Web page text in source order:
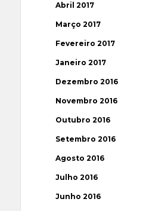
Abril 2017
Março 2017
Fevereiro 2017
Janeiro 2017
Dezembro 2016
Novembro 2016
Outubro 2016
Setembro 2016
Agosto 2016
Julho 2016
Junho 2016